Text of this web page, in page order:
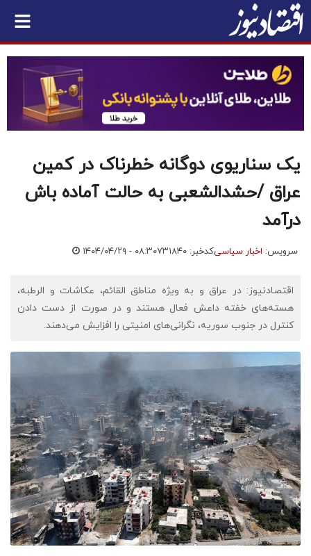
یک سناریوی دوگانه خطرناک در کمین
عراق /حشدالشعبی به حالت آماده باش
درآمد
سرویس: اخبار سیاسیکدخبر: ۷۳۱۸۴۰ ۱۴۰۴/۰۴/۲۹ - ۰۸:۳۰
اقتصادنیوز: ​در عراق و به ویژه مناطق القائم، عکاشات و الرطبه،
هسته‌های خفته داعش فعال هستند و در صورت از دست دادن
کنترل در جنوب سوریه، نگرانی‌های امنیتی را افزایش می‌دهند.